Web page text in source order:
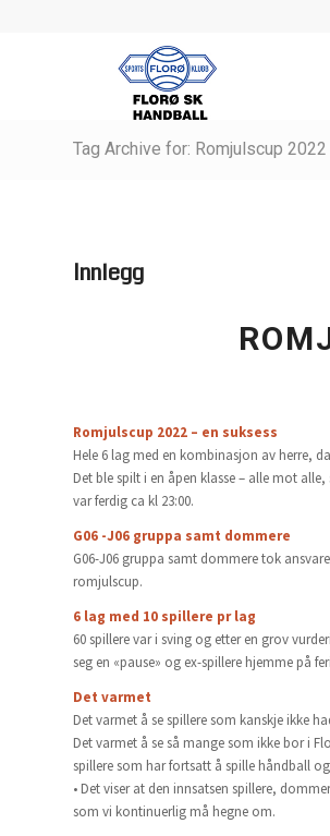
Tag Archive for: Romjulscup 2022
Innlegg
Romjulscup 2022 – en suksess
Hele 6 lag med en kombinasjon av herre,
Det ble spilt i en åpen klasse – alle mot
var ferdig ca kl 23:00.
G06 -J06 gruppa samt dommere
G06-J06 gruppa samt dommere tok
romjulscup.
6 lag med 10 spillere pr lag
60 spillere var i sving og etter en grov
seg en «pause» og ex-spillere hjemme på
Det varmet
Det varmet å se spillere som kanskje ikke
Det varmet å se så mange som ikke bor i
spillere som har fortsatt å spille håndball
• Det viser at den innsatsen spillere,
som vi kontinuerlig må hegne om.